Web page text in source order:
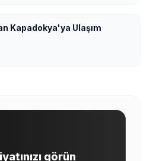
Kapadokya'ya Ulaşım
görün